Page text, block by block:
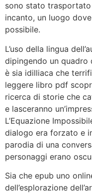
sono stato
incanto, un luogo
possibile.
L’uso della lingua
dipingendo un
è sia idilliaca che
leggere libro pdf
ricerca di storie che
e lasceranno
L’Equazione
dialogo era forzato e
parodia di una
personaggi erano
Sia che epub uno
dell’esplorazione